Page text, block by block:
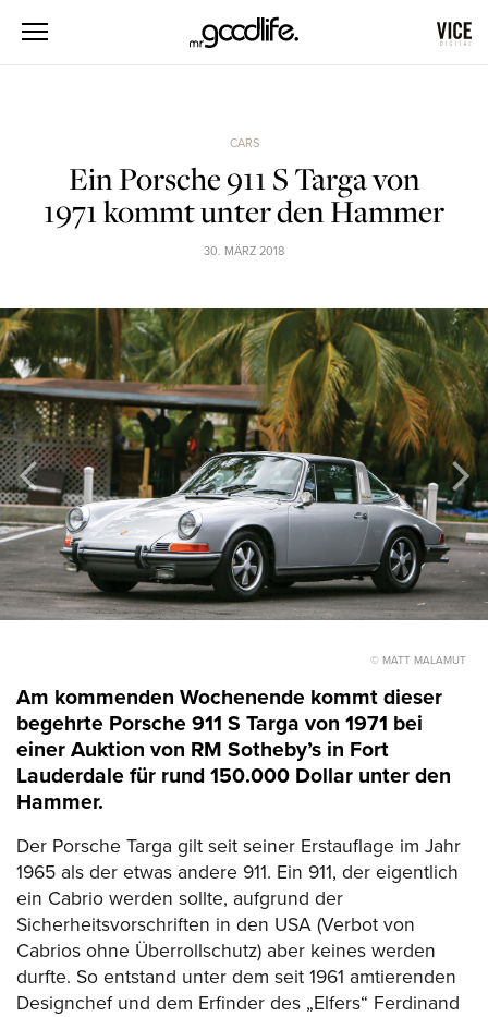
CARS
Ein Porsche 911 S Targa von
1971 kommt unter den Hammer
30. MÄRZ 2018
© MATT MALAMUT
Am kommenden Wochenende kommt dieser
begehrte Porsche 911 S Targa von 1971 bei
einer Auktion von RM Sotheby’s in Fort
Lauderdale für rund 150.000 Dollar unter den
Hammer.
Der Porsche Targa gilt seit seiner Erstauflage im Jahr
1965 als der etwas andere 911. Ein 911, der eigentlich
ein Cabrio werden sollte, aufgrund der
Sicherheitsvorschriften in den USA (Verbot von
Cabrios ohne Überrollschutz) aber keines werden
durfte. So entstand unter dem seit 1961 amtierenden
Designchef und dem Erfinder des „Elfers“ Ferdinand